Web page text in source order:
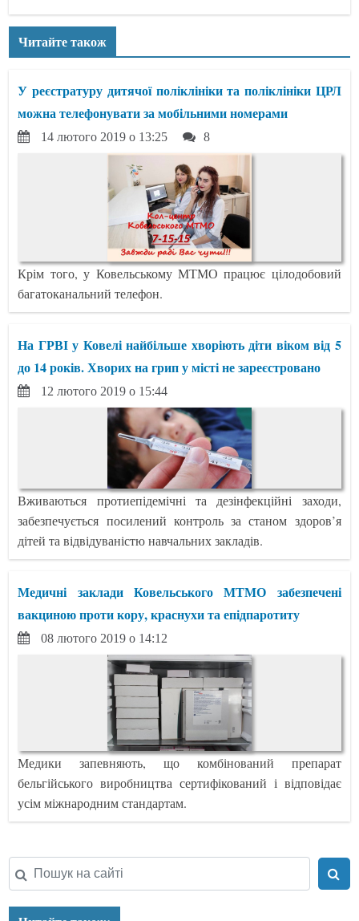
Читайте також
У реєстратуру дитячої поліклініки та поліклініки ЦРЛ
можна телефонувати за мобільними номерами
14 лютого 2019 о 13:25 8
Крім того, у Ковельському МТМО працює цілодобовий
багатоканальний телефон.
На ГРВІ у Ковелі найбільше хворіють діти віком від 5
до 14 років. Хворих на грип у місті не зареєстровано
12 лютого 2019 о 15:44
Вживаються протиепідемічні та дезінфекційні заходи,
забезпечується посилений контроль за станом здоров’я
дітей та відвідуваністю навчальних закладів.
Медичні заклади Ковельського МТМО забезпечені
вакциною проти кору, краснухи та епідпаротиту
08 лютого 2019 о 14:12
Медики запевняють, що комбінований препарат
бельгійського виробництва сертифікований і відповідає
усім міжнародним стандартам.